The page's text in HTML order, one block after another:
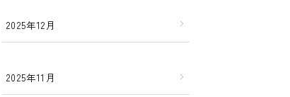
2025年12月
2025年11月